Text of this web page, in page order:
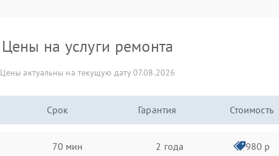
Цены на услуги ремонта
Цены актуальны на текущую дату 07.08.2026
Срок Гарантия Стоимость
70 мин 2 года 980 р